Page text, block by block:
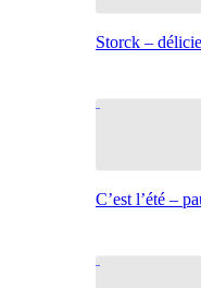
Storck –
C’est l’été –